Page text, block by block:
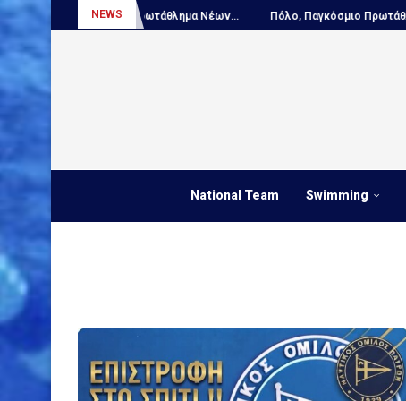
NEWS
Πρωτάθλημα Νέων... Πόλο, Παγκόσμιο Πρωτάθλημα Παίδων...
National Team Swimming